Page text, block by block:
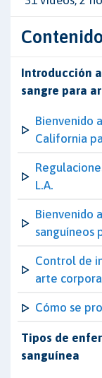
Introducción
sangre para
Bienvenido
California
L.A.
Bienvenido
sanguíneos
Control de
arte
Cómo se
Tipos de
sanguínea